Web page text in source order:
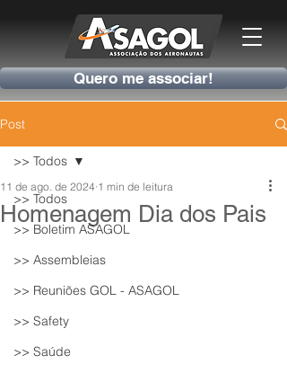
Quero me associar!
Post
>> Todos
>> Boletim ASAGOL
>> Assembleias
>> Reuniões GOL - ASAGOL
>> Safety
>> Saúde
>> Todos
Homenagem Dia dos Pais
11 de ago. de 2024 1 min de leitura